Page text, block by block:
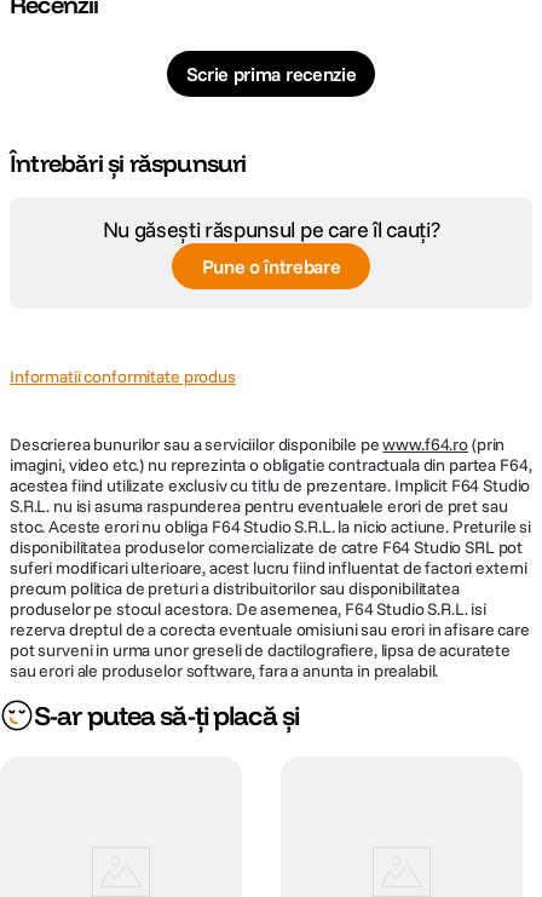
Scrie prima recenzie
Întrebări și răspunsuri
Nu găsești răspunsul pe care îl cauți?
Pune o întrebare
Informatii conformitate produs
Descrierea bunurilor sau a serviciilor disponibile pewww.f64.ro(prin
imagini, video etc.) nu reprezinta o obligatie contractuala din partea F64,
acestea fiind utilizate exclusiv cu titlu de prezentare. Implicit F64 Studio
S.R.L. nu isi asuma raspunderea pentru eventualele erori de pret sau
stoc. Aceste erori nu obliga F64 Studio S.R.L. la nicio actiune. Preturile si
disponibilitatea produselor comercializate de catre F64 Studio SRL pot
suferi modificari ulterioare, acest lucru fiind influentat de factori externi
precum politica de preturi a distribuitorilor sau disponibilitatea
produselor pe stocul acestora. De asemenea, F64 Studio S.R.L. isi
rezerva dreptul de a corecta eventuale omisiuni sau erori in afisare care
pot surveni in urma unor greseli de dactilografiere, lipsa de acuratete
sau erori ale produselor software, fara a anunta in prealabil.
S-ar putea să-ți placă și